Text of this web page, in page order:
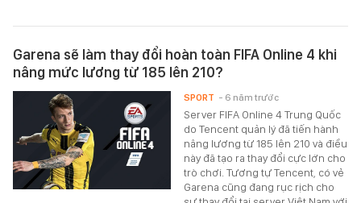
Garena sẽ làm thay đổi hoàn toàn FIFA Online 4 khi
nâng mức lương từ 185 lên 210?
Server FIFA Online 4 Trung Quốc
do Tencent quản lý đã tiến hành
nâng lương từ 185 lên 210 và điều
này đã tạo ra thay đổi cực lớn cho
trò chơi. Tương tự Tencent, có vẻ
Garena cũng đang rục rịch cho
SPORT - 6 năm trước